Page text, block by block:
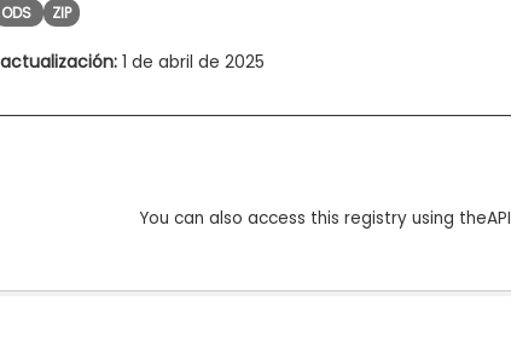
ODS ZIP
1 de abril de 2025
You can also access this registry using theAPI